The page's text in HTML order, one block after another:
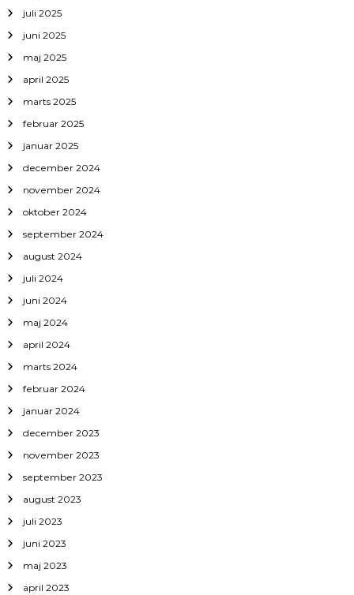
juli 2025
juni 2025
maj 2025
april 2025
marts 2025
februar 2025
januar 2025
december 2024
november 2024
oktober 2024
september 2024
august 2024
juli 2024
juni 2024
maj 2024
april 2024
marts 2024
februar 2024
januar 2024
december 2023
november 2023
september 2023
august 2023
juli 2023
juni 2023
maj 2023
april 2023